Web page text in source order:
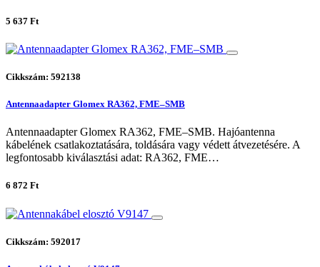
5 637 Ft
Cikkszám: 592138
Antennaadapter Glomex RA362, FME–SMB
Antennaadapter Glomex RA362, FME–SMB. Hajóantenna
kábelének csatlakoztatására, toldására vagy védett átvezetésére. A
legfontosabb kiválasztási adat: RA362, FME…
6 872 Ft
Cikkszám: 592017